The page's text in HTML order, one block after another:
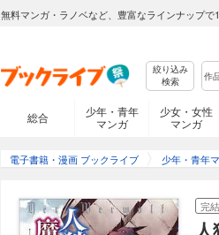
無料マンガ・ラノベなど、豊富なラインナップで
絞り込み
検索
総合
少年・青年
マンガ
少女・女性
マンガ
電子書籍・漫画 ブックライブ 少年・青年
完結